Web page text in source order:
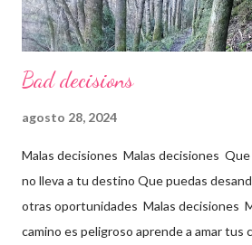
Bad decisions
agosto 28, 2024
Malas decisiones Malas decisiones Que
no lleva a tu destino Que puedas
otras oportunidades Malas decisiones
camino es peligroso aprende a amar tus